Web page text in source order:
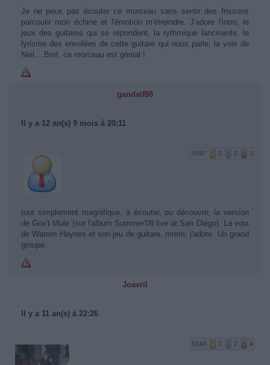
Je ne peux pas écouter ce morceau sans sentir des frissons
parcourir mon échine et l'émotion m'étreindre. J'adore l'intro, le
jeux des guitares qui se répondent, la rythmique lancinante, le
lyrisme des envolées de cette guitare qui nous parle, la voix de
Neil,...Bref, ce morceau est génial !
gandalf88
Il y a 12 an(s) 9 mois à 20:11
5197 2 2 3
tout simplement magnifique. à écouter, ou découvrir, la version
de Gov't Mule (sur l'album Summer'08 live at San Diégo). La voix
de Warren Haynes et son jeu de guitare, mmm, j'adore. Un grand
groupe.
Joavril
Il y a 11 an(s) à 22:26
5240 2 2 4